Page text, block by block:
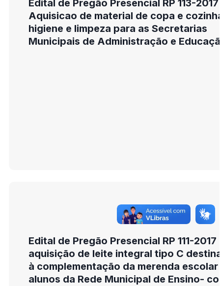
Edital de Pregão Presencial RP 113-2017
Aquisicao de material de copa e
higiene e limpeza para as Secretarias
Municipais de Administração e
Edital de Pregão Presencial RP 111-2017
aquisição de leite integral tipo C
à complementação da merenda
alunos da Rede Municipal de Ensino-